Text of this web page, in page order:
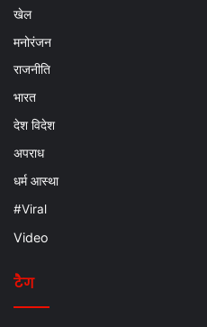
खेल
मनोरंजन
राजनीति
भारत
देश विदेश
अपराध
धर्म आस्था
#Viral
Video
टैग